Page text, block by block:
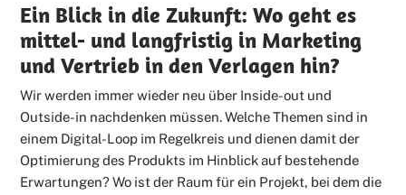
Ein Blick in die Zukunft: Wo geht es
mittel- und langfristig in Marketing
und Vertrieb in den Verlagen hin?
Wir werden immer wieder neu über Inside-out und
Outside-in nachdenken müssen. Welche Themen sind in
einem Digital-Loop im Regelkreis und dienen damit der
Optimierung des Produkts im Hinblick auf bestehende
Erwartungen? Wo ist der Raum für ein Projekt, bei dem die